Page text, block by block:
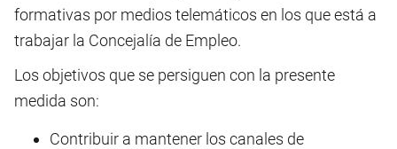
formativas por medios telemáticos en los que está a
trabajar la Concejalía de Empleo.
Los objetivos que se persiguen con la presente
medida son:
Contribuir a mantener los canales de